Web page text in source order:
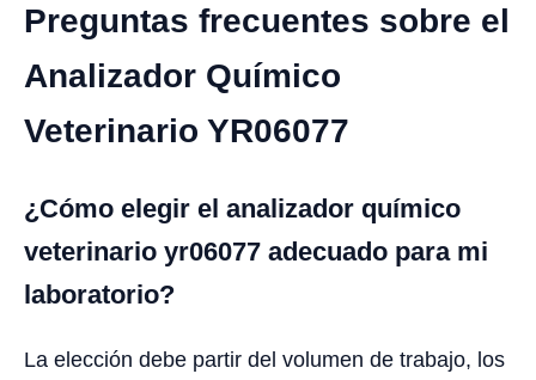
Preguntas frecuentes sobre el
Analizador Químico
Veterinario YR06077
¿Cómo elegir el analizador químico
veterinario yr06077 adecuado para mi
laboratorio?
La elección debe partir del volumen de trabajo, los